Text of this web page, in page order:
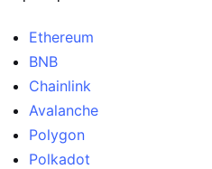
Ethereum
BNB
Chainlink
Avalanche
Polygon
Polkadot